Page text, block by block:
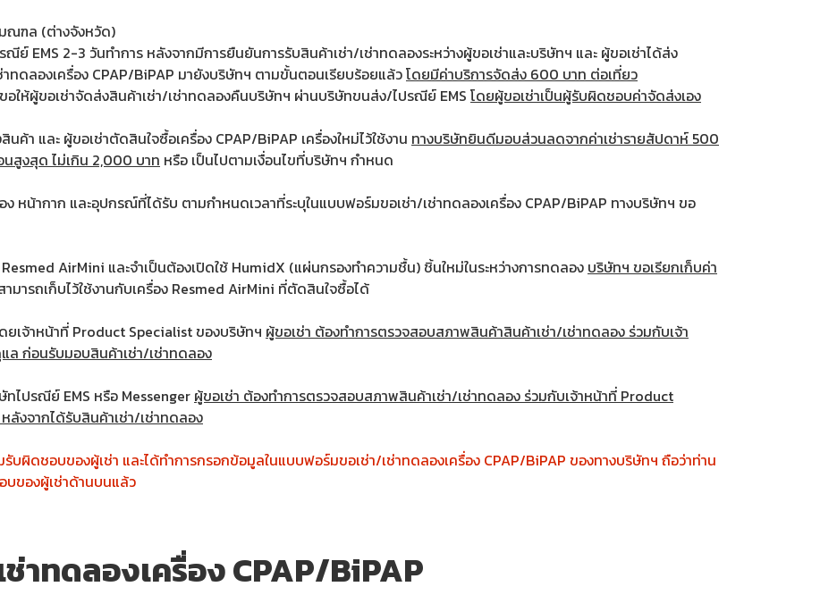
ณฑล (ต่างจังหวัด)
ย์ EMS 2-3 วันทำการ หลังจากมีการยืนยันการรับสินค้าเช่า/เช่าทดลองระหว่างผู้ขอเช่าและบริษัทฯ และ ผู้ขอเช่าได้ส่ง
ทดลองเครื่อง CPAP/BiPAP มายังบริษัทฯ ตามขั้นตอนเรียบร้อยแล้วโดยมีค่าบริการจัดส่ง 600 บาท ต่อเที่ยว
อให้ผู้ขอเช่าจัดส่งสินค้าเช่า/เช่าทดลองคืนบริษัทฯ ผ่านบริษัทขนส่ง/ไปรณีย์ EMS โดยผู้ขอเช่าเป็นผู้รับผิดชอบค่าจัดส่งเอง
นค้า และ ผู้ขอเช่าตัดสินใจซื้อเครื่อง CPAP/BiPAP เครื่องใหม่ไว้ใช้งาน ทางบริษัทยินดีมอบส่วนลดจากค่าเช่ารายสัปดาห์ 500
สูงสุด ไม่เกิน 2,000 บาท หรือ เป็นไปตามเงื่อนไขที่บริษัทฯ กำหนด
ง หน้ากาก และอุปกรณ์ที่ได้รับ ตามกำหนดเวลาที่ระบุในแบบฟอร์มขอเช่า/เช่าทดลองเครื่อง CPAP/BiPAP ทางบริษัทฯ ขอ
AirMini และจำเป็นต้องเปิดใช้ HumidX (แผ่นกรองทำความชื้น) ชิ้นใหม่ในระหว่างการทดลอง บริษัทฯ ขอเรียกเก็บค่า
มารถเก็บไว้ใช้งานกับเครื่อง Resmed AirMini ที่ตัดสินใจซื้อได้
เจ้าหน้าที่ Product Specialist ของบริษัทฯ ผู้ขอเช่า ต้องทำการตรวจสอบสภาพสินค้าสินค้าเช่า/เช่าทดลอง ร่วมกับเจ้า
ก่อนรับมอบสินค้าเช่า/เช่าทดลอง
ไปรณีย์ EMS หรือ Messenger ผู้ขอเช่า ต้องทำการตรวจสอบสภาพสินค้าเช่า/เช่าทดลอง ร่วมกับเจ้าหน้าที่ Product
งจากได้รับสินค้าเช่า/เช่าทดลอง
รับผิดชอบของผู้เช่า และได้ทำการกรอกข้อมูลในแบบฟอร์มขอเช่า/เช่าทดลองเครื่อง CPAP/BiPAP ของทางบริษัทฯ ถือว่าท่าน
บของผู้เช่าด้านบนแล้ว
าทดลองเครื่อง CPAP/BiPAP